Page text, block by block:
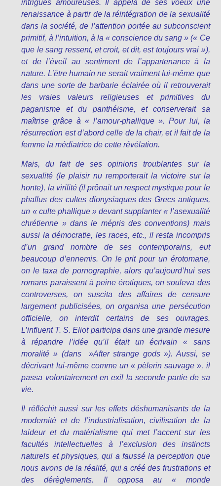
intrigues amoureuses. Il appela de ses voeux une
renaissance à partir de la réintégration de la sexualité
dans la société, de l’attention portée au subconscient
primitif, à l’intuition, à la « conscience du sang » (« Ce
que le sang ressent, et croit, et dit, est toujours vrai »),
et de l’éveil au sentiment de l’appartenance à la
nature. L’être humain ne serait vraiment lui-même que
dans une sorte de barbarie éclairée où il retrouverait
les vraies valeurs religieuses et primitives du
paganisme et du panthéisme, et conserverait sa
maîtrise grâce à « l’amour-phallique ». Pour lui, la
résurrection est d’abord celle de la chair, et il fait de la
femme la médiatrice de cette révélation.
Mais, du fait de ses opinions troublantes sur la
sexualité (le plaisir nu remporterait la victoire sur la
honte), la virilité (il prônait un respect mystique pour le
phallus des cultes dionysiaques des Grecs antiques,
un « culte phallique » devant supplanter « l’asexualité
chrétienne » dans le mépris des conventions) mais
aussi la démocratie, les races, etc., il resta incompris
d’un grand nombre de ses contemporains, eut
beaucoup d’ennemis. On le prit pour un érotomane,
on le taxa de pornographie, alors qu’aujourd’hui ses
romans paraissent à peine érotiques, on souleva des
controverses, on suscita des affaires de censure
largement publicisées, on organisa une persécution
officielle, on interdit certains de ses ouvrages.
L’influent T. S. Eliot participa dans une grande mesure
à répandre l’idée qu’il était un écrivain « sans
moralité » (dans »After strange gods »). Aussi, se
décrivant lui-même comme un « pèlerin sauvage », il
passa volontairement en exil la seconde partie de sa
vie.
Il réfléchit aussi sur les effets déshumanisants de la
modernité et de l’industrialisation, civilisation de la
laideur et du matérialisme qui met l’accent sur les
facultés intellectuelles à l’exclusion des instincts
naturels et physiques, qui a faussé la perception que
nous avons de la réalité, qui a créé des frustrations et
des dérèglements. Il opposa au « monde